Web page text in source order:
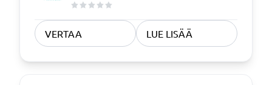
VERTAA LUE LISÄÄ